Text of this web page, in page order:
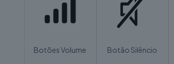
Botões Volume Botão Silêncio